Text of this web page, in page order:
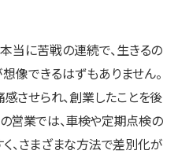
当に苦戦の連続で、生きるの
像できるはずもありません。
させられ、創業したことを後
営業では、車検や定期点検の
、さまざまな方法で差別化が